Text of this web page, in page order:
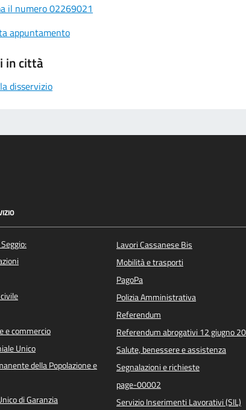
il numero 02269021
appuntamento
in città
disservizio
e commercio
Unico
della Popolazione e
di Garanzia
Lavori Cassanese Bis
Mobilità e trasporti
PagoPa
Polizia Amministrativa
Referendum
Referendum abrogativi 12 giugno
Salute, benessere e assistenza
Segnalazioni e richieste
page-00002
Servizio Inserimenti Lavorativi (SIL)